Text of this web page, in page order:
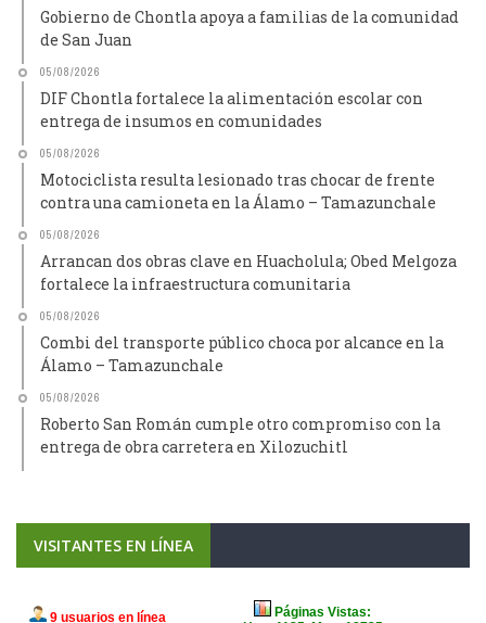
Gobierno de Chontla apoya a familias de la comunidad
de San Juan
05/08/2026
DIF Chontla fortalece la alimentación escolar con
entrega de insumos en comunidades
05/08/2026
Motociclista resulta lesionado tras chocar de frente
contra una camioneta en la Álamo – Tamazunchale
05/08/2026
Arrancan dos obras clave en Huacholula; Obed Melgoza
fortalece la infraestructura comunitaria
05/08/2026
Combi del transporte público choca por alcance en la
Álamo – Tamazunchale
05/08/2026
Roberto San Román cumple otro compromiso con la
entrega de obra carretera en Xilozuchitl
VISITANTES EN LÍNEA